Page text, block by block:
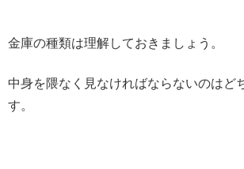
金庫の種類は理解しておきましょう。
中身を隈なく見なければならないのはど
す。